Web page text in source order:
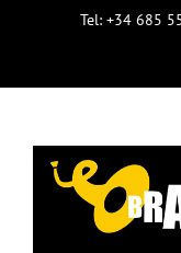
Tel: +34 685